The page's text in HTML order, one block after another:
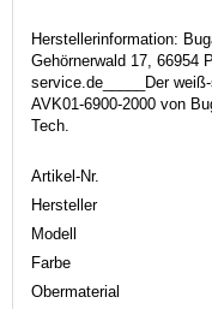
Herstellerinformation:
Gehörnerwald 17, 66954
service.de_____Der
AVK01-6900-2000 von
Tech.
Artikel-Nr.
Hersteller
Modell
Farbe
Obermaterial